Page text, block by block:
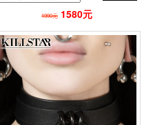
1990元 1580元